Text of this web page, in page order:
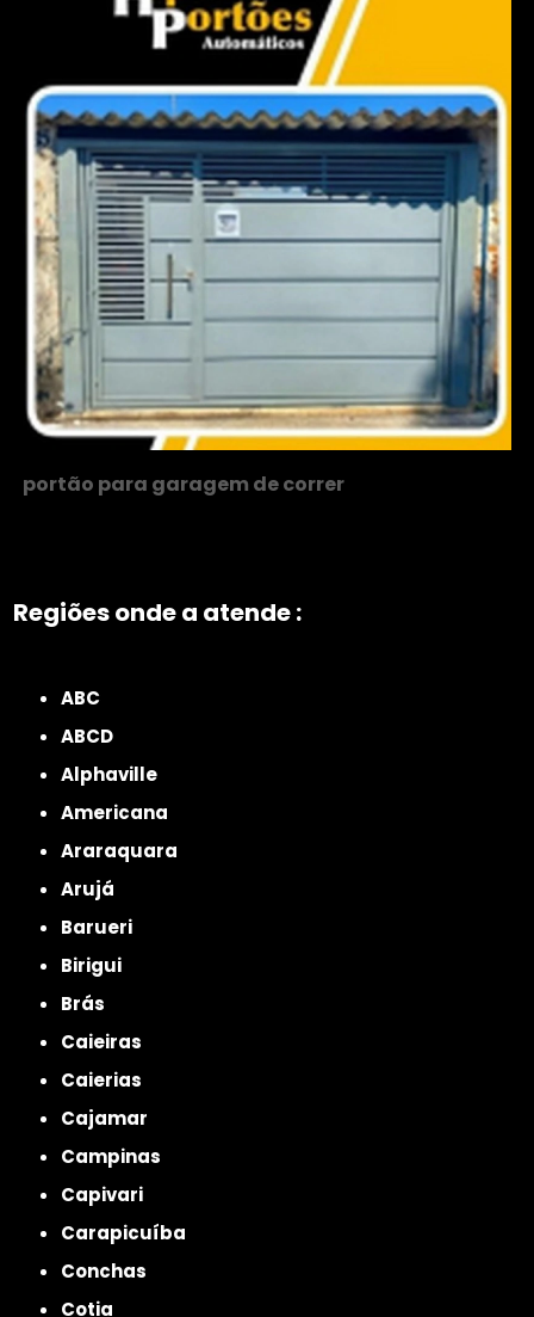
portão para garagem de correr
Regiões onde a atende :
ABC
ABCD
Alphaville
Americana
Araraquara
Arujá
Barueri
Birigui
Brás
Caieiras
Caierias
Cajamar
Campinas
Capivari
Carapicuíba
Conchas
Cotia